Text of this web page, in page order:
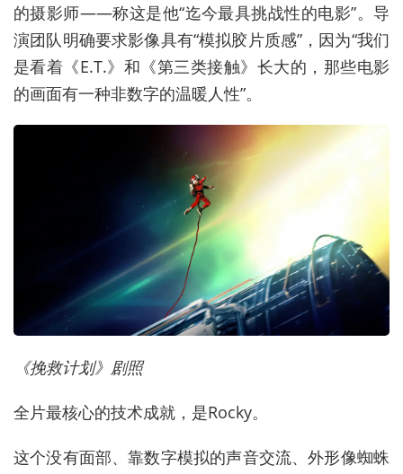
的摄影师——称这是他“迄今最具挑战性的电影”。导
演团队明确要求影像具有“模拟胶片质感”，因为“我们
是看着《E.T.》和《第三类接触》长大的，那些电影
的画面有一种非数字的温暖人性”。
《挽救计划》剧照
全片最核心的技术成就，是Rocky。
这个没有面部、靠数字模拟的声音交流、外形像蜘蛛